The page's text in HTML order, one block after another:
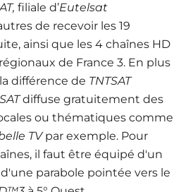
filiale d’Eutelsat
de recevoir les 19
ainsi que les 4 chaînes HD
de France 3. En plus
différence de TNTSAT
diffuse gratuitement des
ou thématiques comme
TVpar exemple. Pour
il faut être équipé d'un
parabole pointée vers le